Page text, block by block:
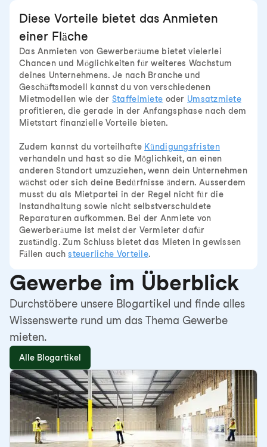
Diese Vorteile bietet das Anmieten
einer Fläche
Das Anmieten von Gewerberäume bietet vielerlei
Chancen und Möglichkeiten für weiteres Wachstum
deines Unternehmens. Je nach Branche und
Geschäftsmodell kannst du von verschiedenen
Mietmodellen wie der Staffelmiete oder Umsatzmiete
profitieren, die gerade in der Anfangsphase nach dem
Mietstart finanzielle Vorteile bieten.
Zudem kannst du vorteilhafte Kündigungsfristen
verhandeln und hast so die Möglichkeit, an einen
anderen Standort umzuziehen, wenn dein Unternehmen
wächst oder sich deine Bedürfnisse ändern. Ausserdem
musst du als Mietpartei in der Regel nicht für die
Instandhaltung sowie nicht selbstverschuldete
Reparaturen aufkommen. Bei der Anmiete von
Gewerberäume ist meist der Vermieter dafür
zuständig. Zum Schluss bietet das Mieten in gewissen
Fällen auchsteuerliche Vorteile.
Gewerbe im Überblick
Durchstöbere unsere Blogartikel und finde alles
Wissenswerte rund um das Thema Gewerbe
mieten.
Alle Blogartikel